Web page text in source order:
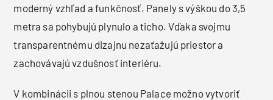
moderný vzhľad a funkčnosť. Panely s výškou do 3,5
metra sa pohybujú plynulo a ticho. Vďaka svojmu
transparentnému dizajnu nezaťažujú priestor a
zachovávajú vzdušnosť interiéru.
V kombinácii s plnou stenou Palace možno vytvoriť